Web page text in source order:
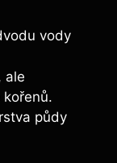
vody
ale
⁣půdy